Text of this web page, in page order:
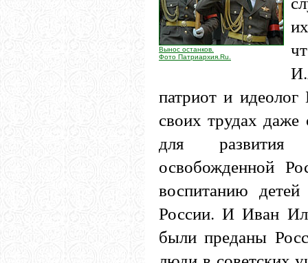
Вынос останков.
Фото Патриархия.Ru.
патриот и
своих трудах даже
для развития
освобожденной
воспитанию
России. И Иван
были преданы